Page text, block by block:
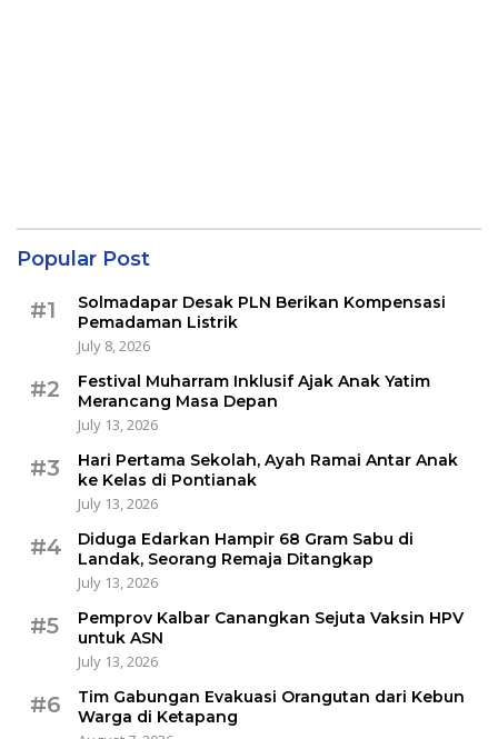
Popular Post
#1
Solmadapar Desak PLN Berikan Kompensasi
Pemadaman Listrik
July 8, 2026
#2
Festival Muharram Inklusif Ajak Anak Yatim
Merancang Masa Depan
July 13, 2026
#3
Hari Pertama Sekolah, Ayah Ramai Antar Anak
ke Kelas di Pontianak
July 13, 2026
#4
Diduga Edarkan Hampir 68 Gram Sabu di
Landak, Seorang Remaja Ditangkap
July 13, 2026
#5
Pemprov Kalbar Canangkan Sejuta Vaksin HPV
untuk ASN
July 13, 2026
#6
Tim Gabungan Evakuasi Orangutan dari Kebun
Warga di Ketapang